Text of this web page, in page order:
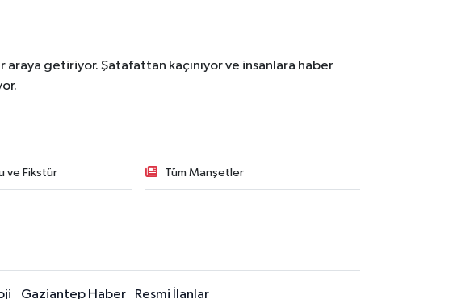
getiriyor. Şatafattan kaçınıyor ve insanlara haber
ve Fikstür Tüm Manşetler
Gaziantep Haber Resmi İlanlar